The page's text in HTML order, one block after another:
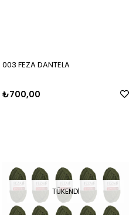
003 FEZA DANTELA
₺700,00
TÜKENDI